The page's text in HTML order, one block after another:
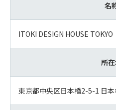
名
ITOKI DESIGN HOUSE TOKYO
所
東京都中央区日本橋2-5-1 日